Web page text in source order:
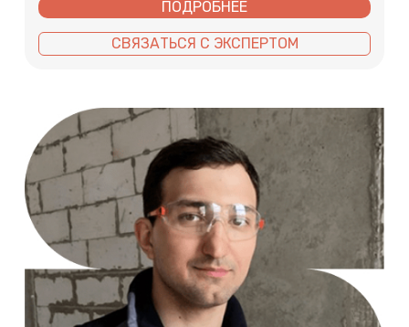
ПОДРОБНЕЕ
СВЯЗАТЬСЯ С ЭКСПЕРТОМ